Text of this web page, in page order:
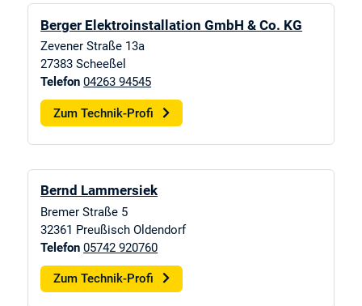
Berger Elektroinstallation GmbH & Co. KG
Zevener Straße 13a
27383 Scheeßel
Telefon 04263 94545
Zum Technik-Profi
Bernd Lammersiek
Bremer Straße 5
32361 Preußisch Oldendorf
Telefon 05742 920760
Zum Technik-Profi